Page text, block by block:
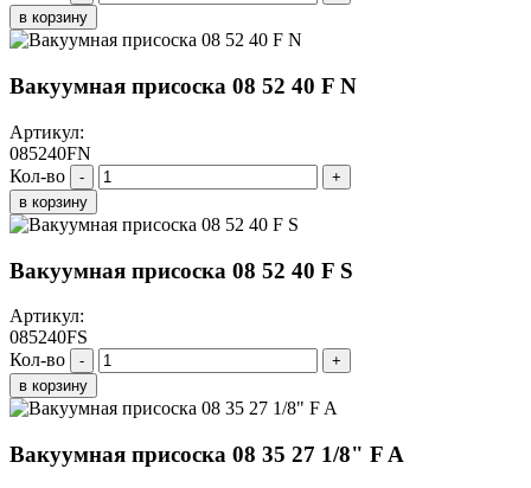
в корзину
Вакуумная присоска 08 52 40 F N
Артикул:
085240FN
Кол-во
-
+
в корзину
Вакуумная присоска 08 52 40 F S
Артикул:
085240FS
Кол-во
-
+
в корзину
Вакуумная присоска 08 35 27 1/8" F A